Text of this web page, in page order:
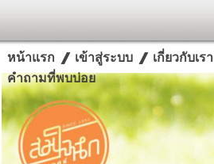
หน้าแรก เข้าสู่ระบบ เกี่ยวกับเรา
คำถามที่พบบ่อย